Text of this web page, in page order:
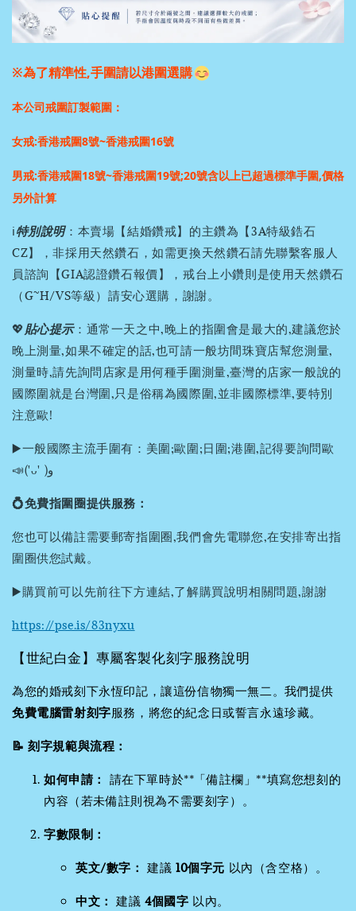
※為了精準性,手圍請以港圍選購
本公司戒圍訂製範圍：
女戒:香港戒圍8號~香港戒圍16號
男戒:香港戒圍18號~香港戒圍19號;20號含以上已超過標準手圍,價格
另外計算
ℹ️特別說明：本賣場【結婚鑽戒】的主鑽為【3A特級鋯石
CZ】，非採用天然鑽石，如需更換天然鑽石請先聯繫客服人
員諮詢【GIA認證鑽石報價】，戒台上小鑽則是使用天然鑽石
（G~H/VS等級）請安心選購，謝謝。
💖貼心提示：通常一天之中,晚上的指圍會是最大的,建議您於
晚上測量,如果不確定的話,也可請一般坊間珠寶店幫您測量,
測量時,請先詢問店家是用何種手圍測量,臺灣的店家一般說的
國際圍就是台灣圍,只是俗稱為國際圍,並非國際標準,要特別
注意歐!
▶️一般國際主流手圍有：美圍;歐圍;日圍;港圍,記得要詢問歐
📣('ᴗ' )و
💍免費指圍圈提供服務：
您也可以備註需要郵寄指圍圈,我們會先電聯您,在安排寄出指
圍圈供您試戴。
▶️購買前可以先前往下方連結,了解購買說明相關問題,謝謝
https://pse.is/83nyxu
【世紀白金】專屬客製化刻字服務說明
為您的婚戒刻下永恆印記，讓這份信物獨一無二。我們提供
免費電腦雷射刻字服務，將您的紀念日或誓言永遠珍藏。
📝 刻字規範與流程：
如何申請： 請在下單時於**「備註欄」**填寫您想刻的
內容（若未備註則視為不需要刻字）。
字數限制：
英文/數字： 建議10個字元 以內（含空格）。
中文： 建議4個國字 以內。